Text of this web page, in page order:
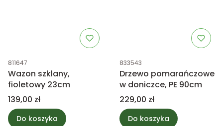
Kod produktu
811647
Wazon szklany,
fioletowy 23cm
Cena
139,00 zł
Do koszyka
Kod produktu
833543
Drzewo pomarańczowe
w doniczce, PE 90cm
Cena
229,00 zł
Do koszyka